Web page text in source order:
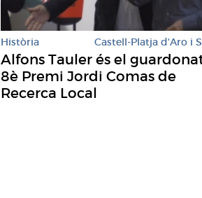
Història Castell-Platja d'Aro i
Alfons Tauler és el
8è Premi Jordi Comas de
Recerca Local